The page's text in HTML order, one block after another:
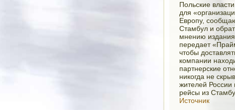
Польские
для
Европу,
Стамбул и
мнению
передает
чтобы
компании
партнерские
никогда не
жителей России
рейсы из
Источник